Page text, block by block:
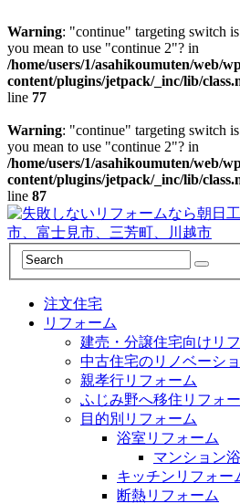
Warning: "continue" targeting switch
you mean to use "continue 2"? in
/home/users/1/asahikoumuten/web/
content/plugins/jetpack/_inc/lib/
line 77
Warning: "continue" targeting switch
you mean to use "continue 2"? in
/home/users/1/asahikoumuten/web/
content/plugins/jetpack/_inc/lib/
line 87
注文住宅
リフォーム
建売・分譲住宅向けリ
中古住宅のリノベーシ
親孝行リフォーム
ふじみ野へ移住リフォ
目的別リフォーム
浴室リフォーム
マンション
キッチンリフォー
断熱リフォーム